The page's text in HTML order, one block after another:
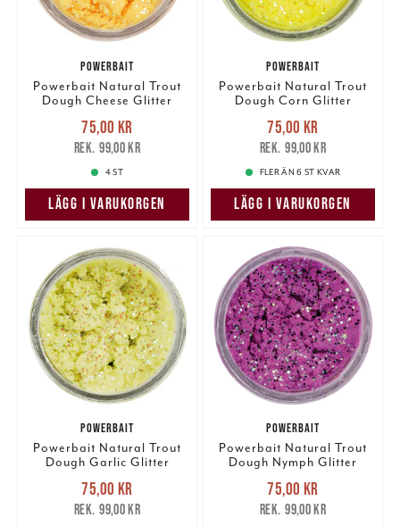
POWERBAIT
Powerbait Natural Trout
Dough Cheese Glitter
Nuvarande pris
75,00 krTidigare pris
99,00 kr
75,00 kr
99,00 kr
4 ST
LÄGG I VARUKORGEN
POWERBAIT
Powerbait Natural Trout
Dough Corn Glitter
Nuvarande pris
75,00 krTidigare pris
99,00 kr
75,00 kr
99,00 kr
FLER ÄN 6 ST KVAR
LÄGG I VARUKORGEN
POWERBAIT
Powerbait Natural Trout
Dough Garlic Glitter
Nuvarande pris
75,00 krTidigare pris
99,00 kr
75,00 kr
99,00 kr
POWERBAIT
Powerbait Natural Trout
Dough Nymph Glitter
Nuvarande pris
75,00 krTidigare pris
99,00 kr
75,00 kr
99,00 kr